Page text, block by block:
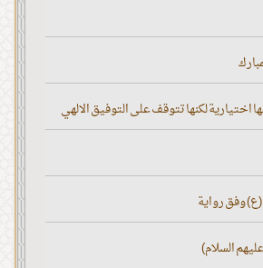
اختيارية لكنها تتوقف على التوفيق الالهي
(ع) وفق رواية
السلام)